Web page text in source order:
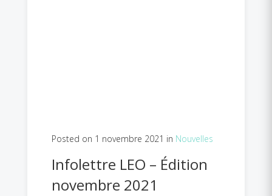
Posted on 1 novembre 2021 in Nouvelles
Infolettre LEO – Édition
novembre 2021